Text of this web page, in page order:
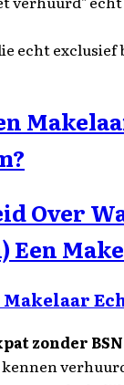
echt exclusief
Over
Een
Makelaar
zonder BSN